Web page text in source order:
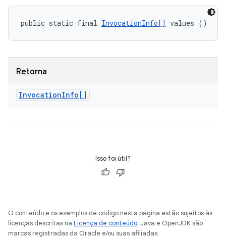
public static final InvocationInfo[] values ()
Retorna
InvocationInfo[]
Isso foi útil?
O conteúdo e os exemplos de código nesta página estão sujeitos às
licenças descritas na Licença de conteúdo. Java e OpenJDK são
marcas registradas da Oracle e/ou suas afiliadas.